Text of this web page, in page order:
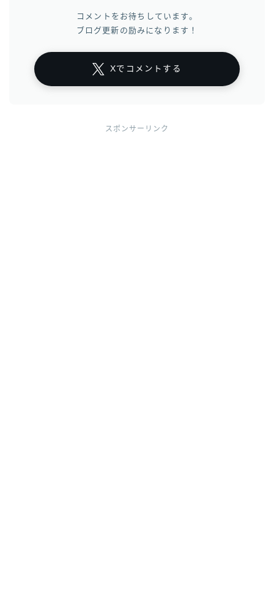
コメントをお待ちしています。
ブログ更新の励みになります！
Xでコメントする
スポンサーリンク